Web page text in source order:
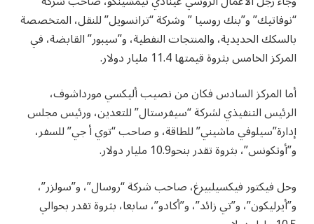
“نوفاتيك” و”بنك روسيا ” وشركة “ترانسويل” للنقل، المتخصصة
بالسكك الحديدية، والمنتجات النفطية، و”سيبور” القابضة، في
المركز الخامس بثروة قيمتها 11.4 مليار دولار.
أما المركز السادس فكان من نصيب أليكسي مورداشوف،
الرئيس التنفيذي لشركة “سيفرستال” للتعدين، ورئيس مجلس
إدارة”سيلوفي ماشيني” للطاقة، و صاحب “توي أ جي” للسفر،
و”أوتكونس”، بثروة تقدر بنحو10.9 مليار دولار.
وحل فيكتور فيكسيلبيرغ، صاحب شركة “روسال”، و”سولزر”،
و”أيرليكون”، و”تي زائد”، و”أكادو”، سابعا، بثروة تقدر بحوالي